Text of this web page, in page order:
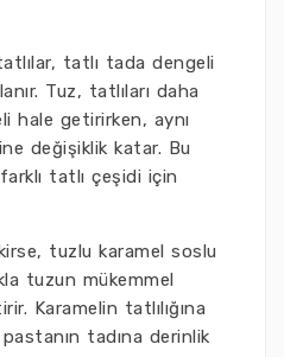
tatlı tada dengeli
Tuz, tatlıları daha
hale getirirken, aynı
değişiklik katar. Bu
tatlı çeşidi için
tuzlu karamel soslu
tuzun mükemmel
Karamelin tatlılığına
tadına derinlik